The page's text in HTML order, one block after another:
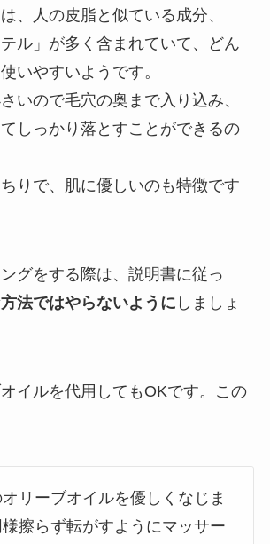
、人の皮脂と似ている成分、
テル」が多く含まれていて、どん
いやすいようです。
いので毛穴の奥まで入り込み、
しっかり落とすことができるの
りで、肌に優しいのも特徴です
グをする際は、説明書に従っ
法ではやらないように しましょ
イルを代用してもOKです。この
オリーブオイルを優しくなじま
擦らず転がすようにマッサー